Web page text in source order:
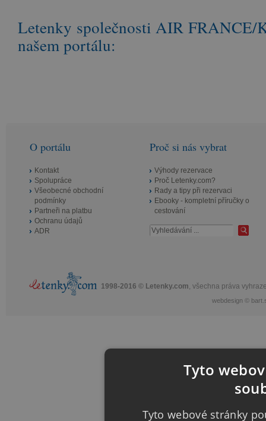
Letenky společnosti AIR FRANCE/
našem portálu:
O portálu
Kontakt
Spolupráce
Všeobecné obchodní
podmínky
Partneři na platbu
Ochranu údajů
ADR
Proč si nás vybrat
Výhody rezervace
Proč Letenky.com?
Rady a tipy při rezervaci
Ebooky - kompletní příručky o
cestování
1998-2016 © Letenky.com, všechna práva
webdesign ©
Tyto
Tyto webové stránky